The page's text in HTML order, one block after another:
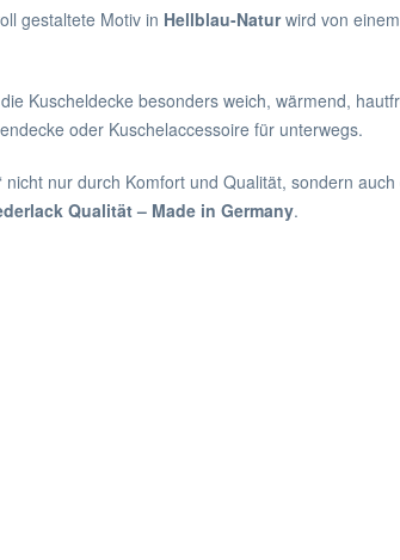
gestaltete Motiv in Hellblau-Naturwird von
Kuscheldecke besonders weich, wärmend,
oder Kuschelaccessoire für unterwegs.
nur durch Komfort und Qualität, sondern auch
Qualität – Made in Germany.